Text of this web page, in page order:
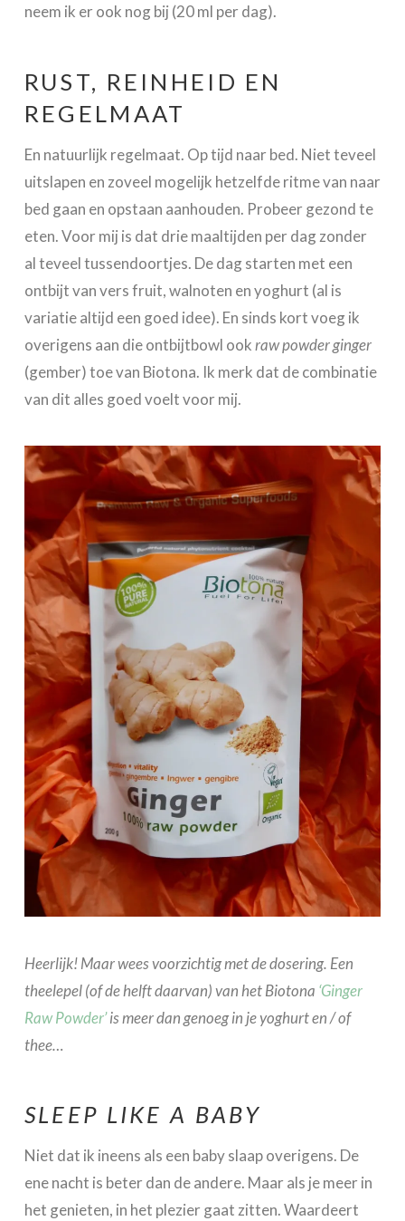
neem ik er ook nog bij (20 ml per dag).
RUST, REINHEID EN
REGELMAAT
En natuurlijk regelmaat. Op tijd naar bed. Niet teveel
uitslapen en zoveel mogelijk hetzelfde ritme van naar
bed gaan en opstaan aanhouden. Probeer gezond te
eten. Voor mij is dat drie maaltijden per dag zonder
al teveel tussendoortjes. De dag starten met een
ontbijt van vers fruit, walnoten en yoghurt (al is
variatie altijd een goed idee). En sinds kort voeg ik
overigens aan die ontbijtbowl ookraw powder ginger
(gember) toe van Biotona. Ik merk dat de combinatie
van dit alles goed voelt voor mij.
Heerlijk! Maar wees voorzichtig met de dosering. Een
theelepel (of de helft daarvan) van het Biotona ‘Ginger
Raw Powder’is meer dan genoeg in je yoghurt en / of
thee…
SLEEP LIKE A BABY
Niet dat ik ineens als een baby slaap overigens. De
ene nacht is beter dan de andere. Maar als je meer in
het genieten, in het plezier gaat zitten. Waardeert